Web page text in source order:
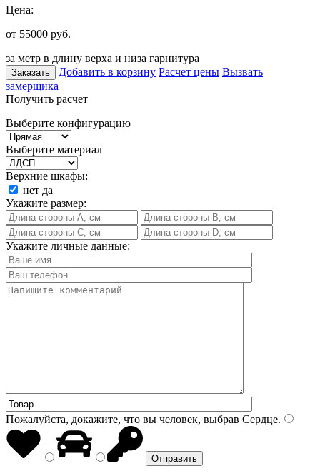
Цена:
от 55000 руб.
за метр в длину верха и низа гарнитура
Заказать Добавить в корзину Расчет цены Вызвать
замерщика
Получить расчет
Выберите конфигурацию
Выберите материал
Верхние шкафы:
нет да
Укажите размер:
Укажите личные данные:
Пожалуйста, докажите, что вы человек, выбрав Сердце.